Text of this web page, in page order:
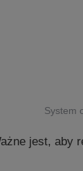
System
jest, aby